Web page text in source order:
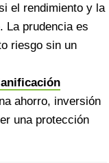
el rendimiento y la
La prudencia es
riesgo sin un
ahorro, inversión
una protección